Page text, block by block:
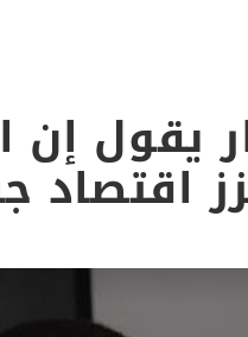
يقول
اقتصاد